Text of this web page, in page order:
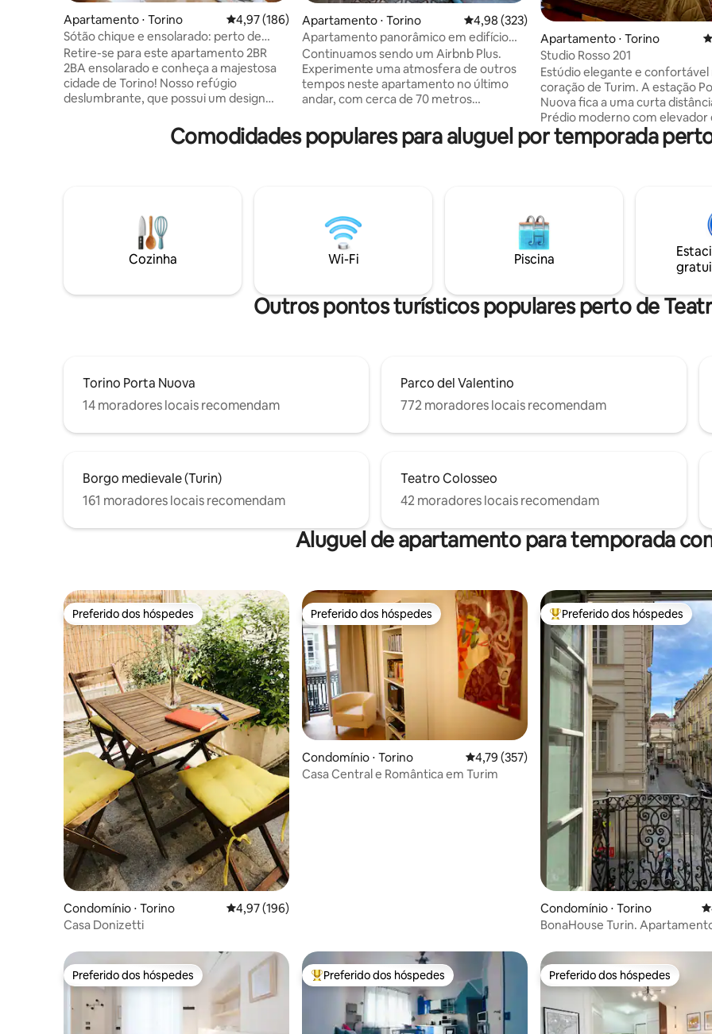
Apartamento ⋅ Torino 4,97 de uma avaliação média de 5, 186 avaliações
4,97 (186)
Sótão chique e ensolarado: perto de
tudo ~ AC e Wi-Fi
Retire-se para este apartamento 2BR
2BA ensolarado e conheça a majestosa
cidade de Torino! Nosso refúgio
deslumbrante, que possui um design
natural, está aninhado em uma
localização privilegiada, permitindo que
Open-Concept Living + Sofá-cama ✔
Cozinha totalmente equipada Wi-Fi ✔ de
alta velocidade ✔ Espaços de trabalho ✔
Máquina de lavar/secar ✔ A/C ✔ Elevador
abaixo!!
Apartamento ⋅ Torino 4,98 de uma avaliação média de 5, 323
4,98 (323)
Apartamento panorâmico em edifício
histórico com vista para as colinas de
Turim
Continuamos sendo um Airbnb Plus.
Experimente uma atmosfera de outros
tempos neste apartamento no último
andar, com cerca de 70 metros
recuperando detalhes de época, como
os tetos com afrescos e as paredes de
vista para a Igreja do Sagrado Coração.
Fica a 100 metros do Parque del
Valentino, o pulmão verde mais
impressionante de Turim.
Apartamento ⋅ Torino
Studio Rosso 201
Estúdio elegante e confortável
coração de Turim. A estação
Nuova fica a uma curta
Prédio moderno com
comum no 6º andar, onde
admirar a vista da cidade.
Cristina, 66). A poucos passos
Valentino, perfeito para
longo do Pó e visitas à Vila
centro histórico e as principais
são de fácil acesso.
Comodidades populares para aluguel por temporada
Cozinha Wi-Fi Piscina
Outros pontos turísticos populares perto de
Torino Porta Nuova
14 moradores locais recomendam
Parco del Valentino
772 moradores locais recomendam
Borgo medievale (Turin)
161 moradores locais recomendam
Teatro Colosseo
42 moradores locais recomendam
Aluguel de apartamento para temporada
Preferido dos hóspedes
Preferido dos hóspedes
Condomínio ⋅ Torino 4,97 de uma avaliação média de 5, 196 avaliações
4,97 (196)
Casa Donizetti
Preferido dos hóspedes
Preferido dos hóspedes
Condomínio ⋅ Torino 4,79 de uma avaliação média de 5, 357
4,79 (357)
Casa Central e Romântica em Turim
Entre os melhores preferidos
Preferido dos hóspedes
Condomínio ⋅ Torino
BonaHouse Turin.
Preferido dos hóspedes
Preferido dos hóspedes Entre os melhores preferidos dos hóspedes
Preferido dos hóspedes Preferido dos hóspedes
Preferido dos hóspedes